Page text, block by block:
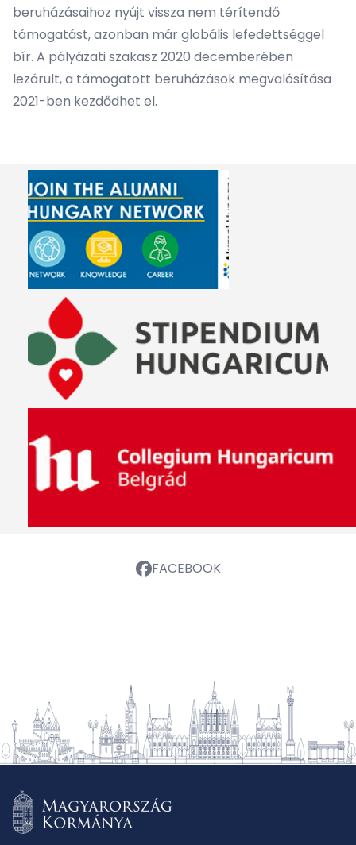
beruházásaihoz nyújt vissza nem térítendő
támogatást, azonban már globális lefedettséggel
bír. A pályázati szakasz 2020 decemberében
lezárult, a támogatott beruházások megvalósítása
2021-ben kezdődhet el.
FACEBOOK